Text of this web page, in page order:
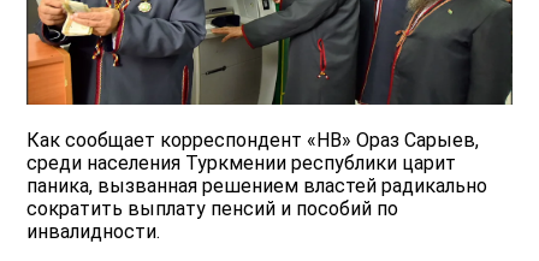
Как сообщает корреспондент «НВ» Ораз Сарыев,
среди населения Туркмении республики царит
паника, вызванная решением властей радикально
сократить выплату пенсий и пособий по
инвалидности.